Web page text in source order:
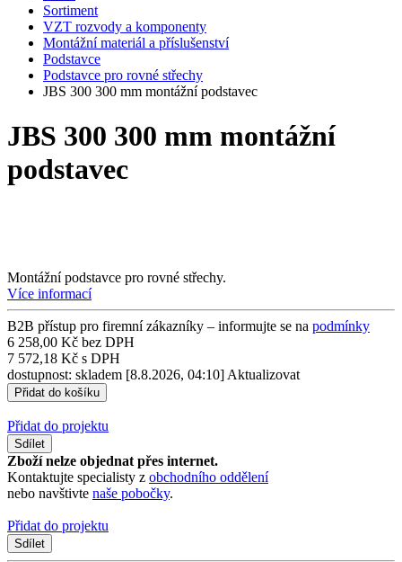
Sortiment
VZT rozvody a komponenty
Montážní materiál a příslušenství
Podstavce
Podstavce pro rovné střechy
JBS 300 300 mm montážní podstavec
JBS 300 300 mm montážní
podstavec
Montážní podstavce pro rovné střechy.
Více informací
B2B přístup pro firemní zákazníky – informujte se na podmínky
6 258,00 Kč bez DPH
7 572,18 Kč s DPH
dostupnost: skladem [8.8.2026, 04:10] Aktualizovat
Přidat do projektu
Sdílet
Zboží nelze objednat přes internet.
Kontaktujte specialisty z obchodního oddělení
nebo navštivte naše pobočky.
Přidat do projektu
Sdílet